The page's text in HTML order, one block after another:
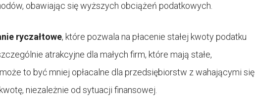
obawiając się wyższych obciążeń podatkowych.
ryczałtowe, które pozwala na płacenie stałej kwoty podatku
atrakcyjne dla małych firm, które mają stałe,
to być mniej opłacalne dla przedsiębiorstw z wahającymi się
niezależnie od sytuacji finansowej.